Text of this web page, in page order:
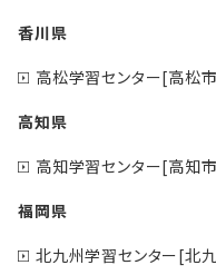
香川県
高松学習センター[高松
高知県
高知学習センター[高知
福岡県
北九州学習センター[北